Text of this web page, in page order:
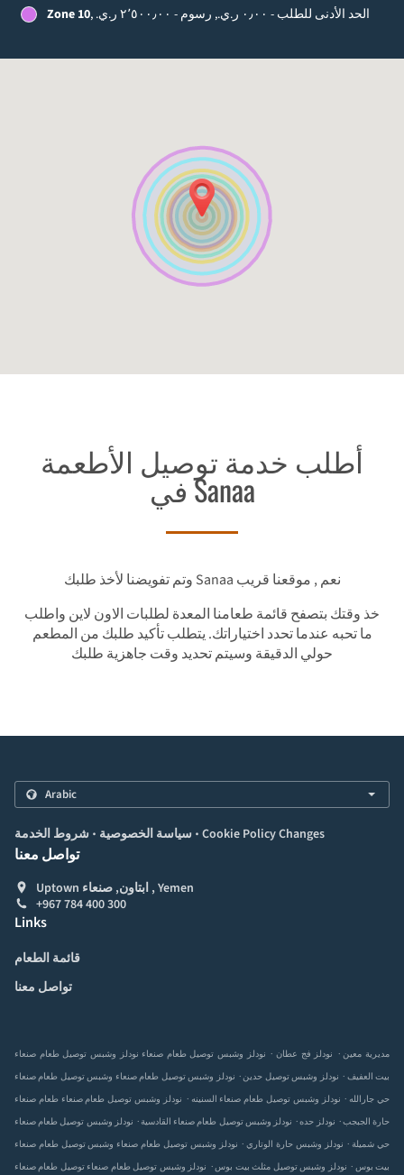
Zone 10
, الحد الأدنى للطلب - ‏٠٫٠٠ ر.ي.‏, رسوم - ‏٢٬٥٠٠٫٠٠ ر.ي.‏
أطلب خدمة توصيل الأطعمة
في Sanaa
وتم تفويضنا لأخذ طلبك Sanaa نعم , موقعنا قريب
خذ وقتك بتصفح قائمة طعامنا المعدة لطلبات الاون لاين واطلب
ما تحبه عندما تحدد اختياراتك. يتطلب تأكيد طلبك من المطعم
حولي الدقيقة وسيتم تحديد وقت جاهزية طلبك
سياسة الخصوصية . شروط الخدمة . Cookie Policy Changes
تواصل معنا
Uptown ابتاون, صنعاء , Yemen
+967 784 400 300
Links
قائمة الطعام
تواصل معنا
نودلز وشبس توصيل طعام صنعاء‎ فج عطان . نودلز وشبس توصيل طعام صنعاء‎ مديرية معين . نودلز
وشبس توصيل طعام صنعاء‎ حدين. نودلز وشبس توصيل طعام صنعاء‎ بيت العفيف . نودلز وشبس توصيل
طعام صنعاء‎ السنينه . نودلز وشبس توصيل طعام صنعاء‎ حي جارالله . نودلز وشبس توصيل طعام صنعاء‎
القادسية. نودلز وشبس توصيل طعام صنعاء‎ حده. نودلز وشبس توصيل طعام صنعاء‎ حارة الجبجب. نودلز
وشبس توصيل طعام صنعاء‎ حارة الوتاري . نودلز وشبس توصيل طعام صنعاء‎ حي شميلة . نودلز وشبس
توصيل طعام صنعاء‎ مثلث بيت بوس. نودلز وشبس توصيل طعام صنعاء‎ بيت بوس . نودلز وشبس توصيل